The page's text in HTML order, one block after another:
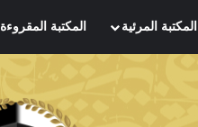
المكتبة المرئية المكتبة المقروءة